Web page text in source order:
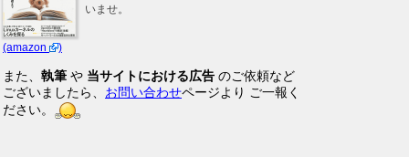
(amazon )
いませ。
また、 執筆 や 当サイトにおける広告 のご依頼など
ございましたら、 お問い合わせページより ご一報く
ださい。